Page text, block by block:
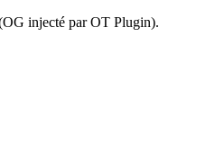
injecté par OT Plugin).